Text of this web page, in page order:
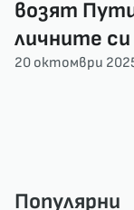
возят
личните
20 октомври
Популярни